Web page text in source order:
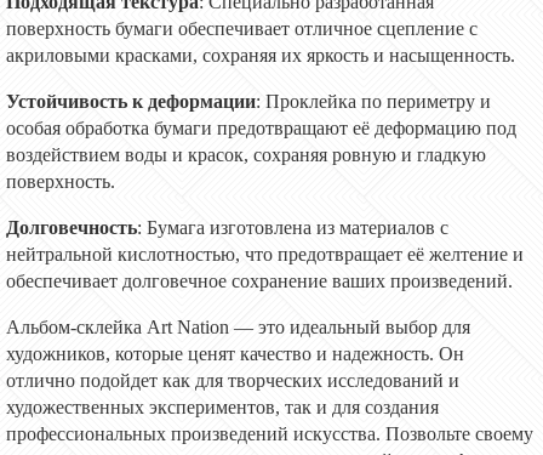
поверхность бумаги обеспечивает отличное сцепление с
акриловыми красками, сохраняя их яркость и насыщенность.
Устойчивость к деформации: Проклейка по периметру и
особая обработка бумаги предотвращают её деформацию под
воздействием воды и красок, сохраняя ровную и гладкую
поверхность.
Долговечность: Бумага изготовлена из материалов с
нейтральной кислотностью, что предотвращает её желтение и
обеспечивает долговечное сохранение ваших произведений.
Альбом-склейка Art Nation — это идеальный выбор для
художников, которые ценят качество и надежность. Он
отлично подойдет как для творческих исследований и
художественных экспериментов, так и для создания
профессиональных произведений искусства. Позвольте своему